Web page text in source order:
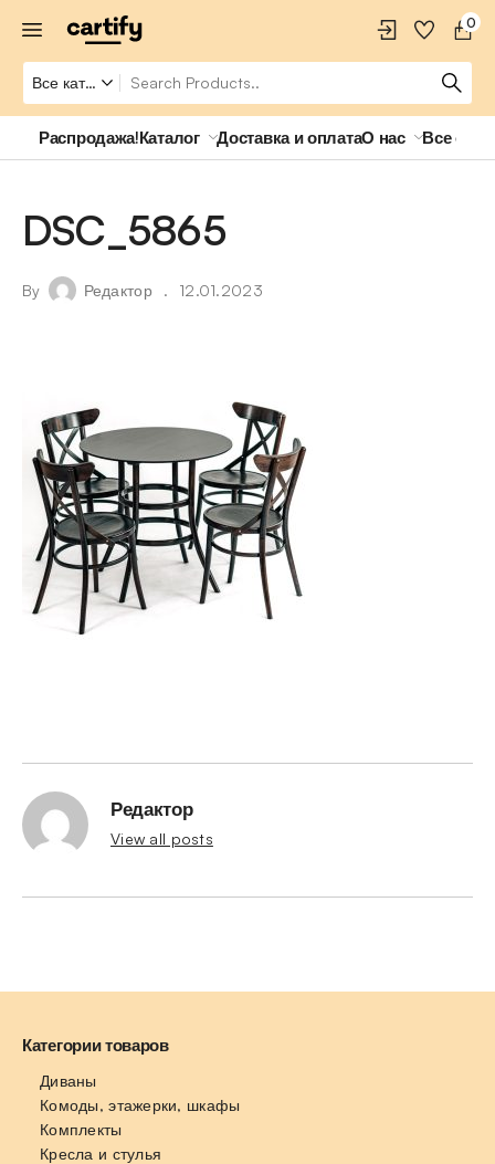
0
Распродажа!Каталог Доставка и оплатаО нас Все о
DSC_5865
By Редактор 12.01.2023
Редактор
View all posts
Категории товаров
Диваны
Комоды, этажерки, шкафы
Комплекты
Кресла и стулья